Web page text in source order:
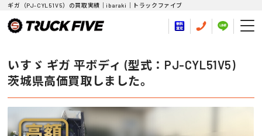
ギガ（PJ-CYL51V5）の買取実績｜ibaraki｜トラックファイブ
いすゞ ギガ 平ボディ (型式：PJ-CYL51V5)
茨城県高価買取しました。